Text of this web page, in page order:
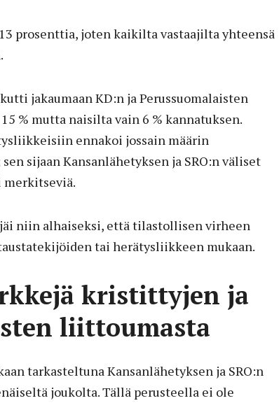
prosenttia, joten kaikilta vastaajilta yhteensä
jakaumaan KD:n ja Perussuomalaisten
% mutta naisilta vain 6 % kannatuksen.
ennakoi jossain määrin
sijaan Kansanlähetyksen ja SRO:n väliset
niin alhaiseksi, että tilastollisen virheen
tai herätysliikkeen mukaan.
kristittyjen ja
liittoumasta
tarkasteltuna Kansanlähetyksen ja SRO:n
joukolta. Tällä perusteella ei ole